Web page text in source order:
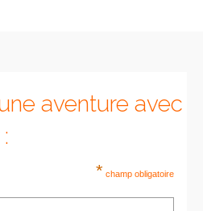
aventure avec
* champ obligatoire